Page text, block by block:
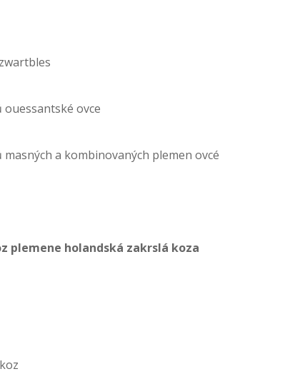
ouessantské ovce
a kombinovaných plemen ovcé
plemene holandská zakrslá koza